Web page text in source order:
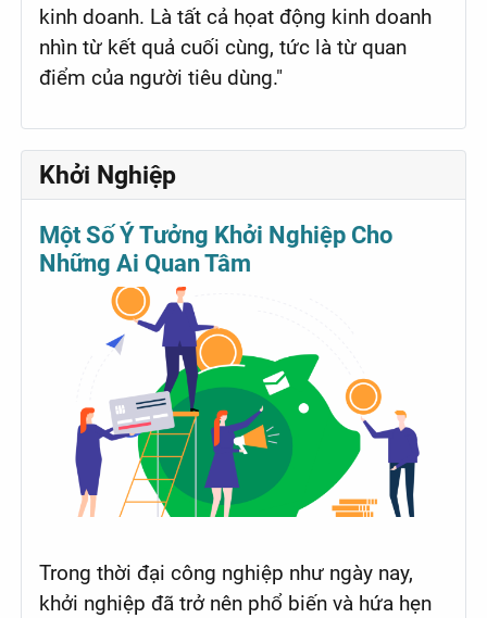
kinh doanh. Là tất cả họat động kinh doanh
nhìn từ kết quả cuối cùng, tức là từ quan
điểm của người tiêu dùng."
Khởi Nghiệp
Một Số Ý Tưởng Khởi Nghiệp Cho
Những Ai Quan Tâm
Trong thời đại công nghiệp như ngày nay,
khởi nghiệp đã trở nên phổ biến và hứa hẹn